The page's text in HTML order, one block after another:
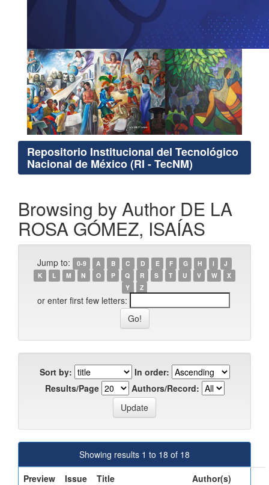
Repositorio Institucional del Tecnológico
Nacional de México (RI - TecNM)
Browsing by Author DE LA
ROSA GÓMEZ, ISAÍAS
Jump to: 0-9 A B C D E F G H I
J
K
L M N O P Q R S T U V W
X
Y
Z
or enter first few letters:
Sort by:
In order:
Results/Page
Authors/Record:
Showing results 1 to 18 of 18
Preview
Issue
Title Author(s)